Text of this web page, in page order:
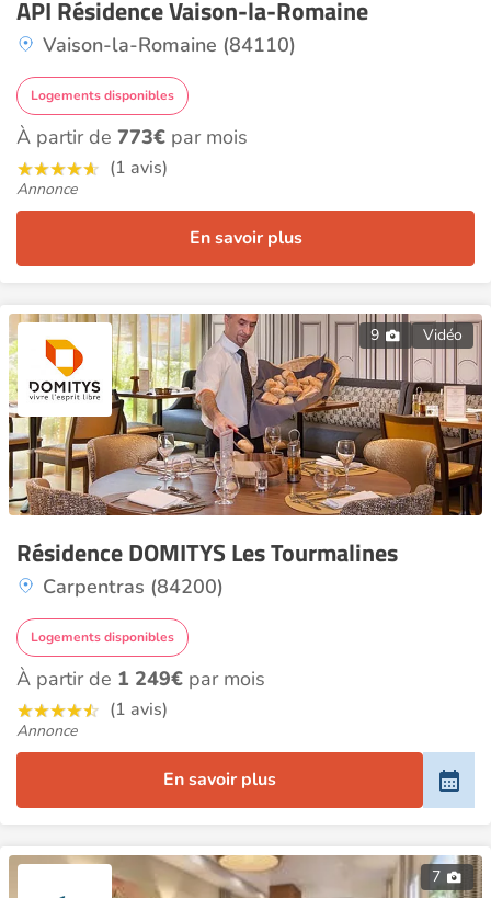
API Résidence Vaison-la-Romaine
Vaison-la-Romaine (84110)
Logements disponibles
À partir de 773€ par mois
(1 avis)
Annonce
En savoir plus
9 Vidéo
Résidence DOMITYS Les Tourmalines
Carpentras (84200)
Logements disponibles
À partir de 1 249€ par mois
(1 avis)
Annonce
En savoir plus
7